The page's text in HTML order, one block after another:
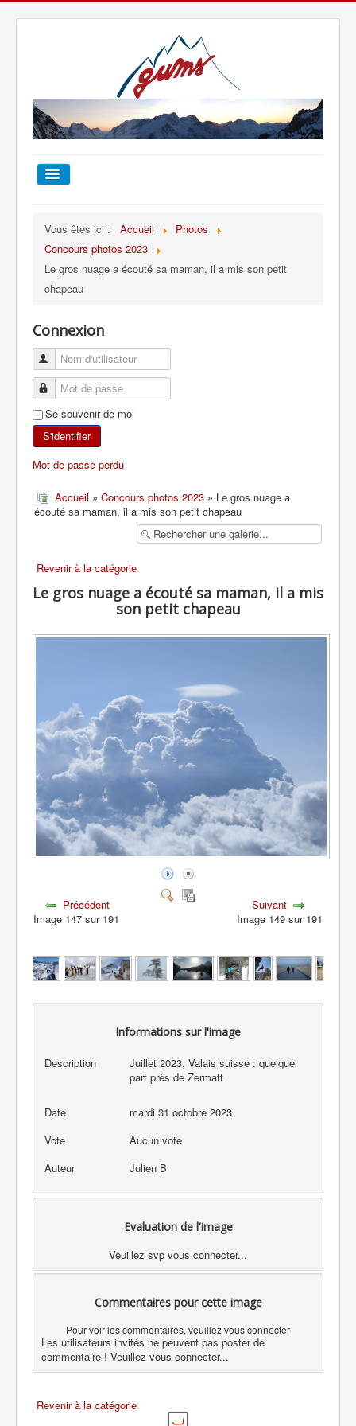
TOUT SUR LE GUMS
ESCALADE
ALPINISME
SKI DE RANDONNÉE
RANDONNÉE PÉDESTRE
Vous êtes ici : Accueil
Photos
Concours photos 2023
Le gros nuage a écouté sa maman, il a mis son petit
chapeau
Connexion
Se souvenir de moi
S'identifier
Mot de passe perdu
Accueil » Concours photos 2023 » Le gros nuage a
écouté sa maman, il a mis son petit chapeau
Revenir à la catégorie
Le gros nuage a écouté sa maman, il a mis
son petit chapeau
Précédent
Image 147 sur 191
Suivant
Image 149 sur 191
Informations sur l'image
Description
Juillet 2023, Valais suisse : quelque
part près de Zermatt
Date
mardi 31 octobre 2023
Vote
Aucun vote
Auteur
Julien B
Evaluation de l'image
Veuillez svp vous connecter...
Commentaires pour cette image
Pour voir les commentaires, veuillez vous connecter
Les utilisateurs invités ne peuvent pas poster de
commentaire ! Veuillez vous connecter...
Revenir à la catégorie